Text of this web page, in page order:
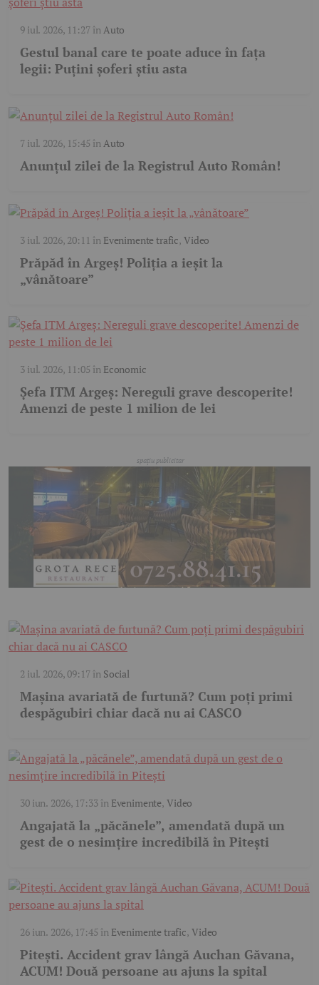
9 iul. 2026, 11:27înAuto
Gestul banal care te poate aduce în fața
legii: Puțini șoferi știu asta
7 iul. 2026, 15:45 înAuto
Anunțul zilei de la Registrul Auto Român!
3 iul. 2026, 20:11 în Evenimente trafic,Video
Prăpăd în Argeș! Poliția a ieșit la
„vânătoare”
3 iul. 2026, 11:05 în Economic
Șefa ITM Argeș: Nereguli grave descoperite!
Amenzi de peste 1 milion de lei
2 iul. 2026, 09:17în Social
Mașina avariată de furtună? Cum poți primi
despăgubiri chiar dacă nu ai CASCO
30 iun. 2026, 17:33în Evenimente,Video
Angajată la „păcănele”, amendată după un
gest de o nesimțire incredibilă în Pitești
26 iun. 2026, 17:45 în Evenimente trafic, Video
Pitești. Accident grav lângă Auchan Găvana,
ACUM! Două persoane au ajuns la spital